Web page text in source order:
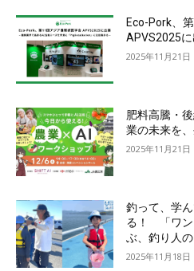
Eco-Pork、
APVS2025
2025年11月21日
肥料高騰・
業の未来を
2025年11月21日
釣って、学
る！ 「ワン
ぶ、釣り人
2025年11月18日